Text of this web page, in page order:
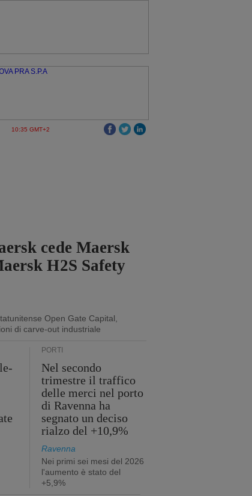
10:35 GMT+2
cede Maersk
H2S Safety
Open Gate Capital,
di carve-out industriale
PORTI
Nel secondo
trimestre il traffico
delle merci nel porto
di Ravenna ha
segnato un deciso
rialzo del +10,9%
Ravenna
Nei primi sei mesi del 2026
l'aumento è stato del
+5,9%